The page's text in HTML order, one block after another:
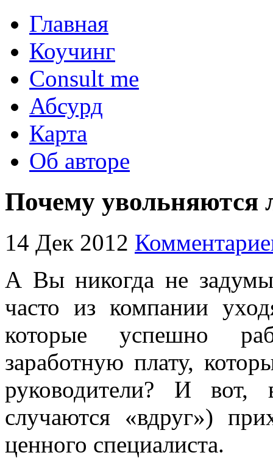
Главная
Коучинг
Consult me
Абсурд
Карта
Об авторе
Почему увольняются
14 Дек 2012
А Вы никогда не
часто из компании
которые успешно
заработную плату,
руководители? И вот,
случаются «вдруг»)
ценного специалиста.